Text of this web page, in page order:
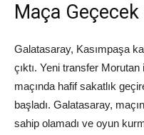
Maça
Galatasaray, Kasımpaşa
çıktı. Yeni transfer
maçında hafif sakatlık
başladı. Galatasaray,
sahip olamadı ve oyun